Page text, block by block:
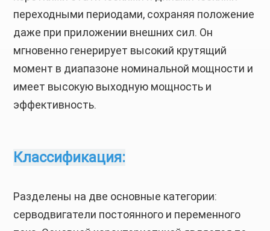
переходными периодами, сохраняя положение
даже при приложении внешних сил. Он
мгновенно генерирует высокий крутящий
момент в диапазоне номинальной мощности и
имеет высокую выходную мощность и
эффективность.
Классификация:
Разделены на две основные категории:
серводвигатели постоянного и переменного